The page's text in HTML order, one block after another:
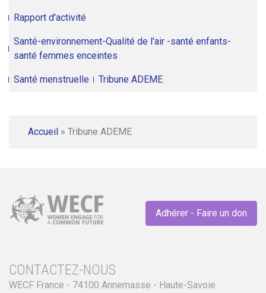
Rapport d'activité
Santé-environnement-Qualité de l'air -santé enfants-
santé femmes enceintes
Santé menstruelle Tribune ADEME
Accueil » Tribune ADEME
Adhérer - Faire un don
CONTACTEZ-NOUS
WECF France - 74100 Annemasse - Haute-Savoie